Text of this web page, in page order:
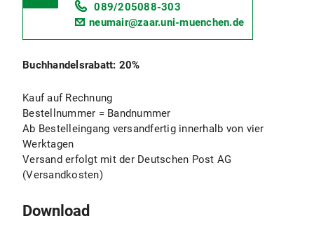
089/205088-303
neumair@zaar.uni-muenchen.de
Buchhandelsrabatt: 20%
Kauf auf Rechnung
Bestellnummer = Bandnummer
Ab Bestelleingang versandfertig innerhalb von vier
Werktagen
Versand erfolgt mit der Deutschen Post AG
(Versandkosten)
Download